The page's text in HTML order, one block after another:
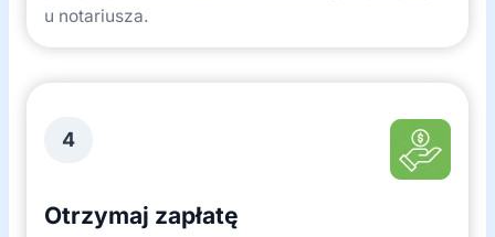
u notariusza.
4
Otrzymaj zapłatę